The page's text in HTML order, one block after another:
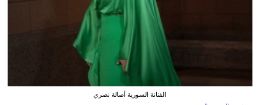
الفنانة السورية أصالة نصري